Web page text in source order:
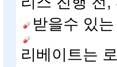
받을수 있는
리베이트는